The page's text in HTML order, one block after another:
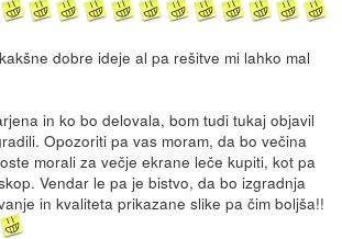
dobre ideje al pa rešitve mi lahko mal
in ko bo delovala, bom tudi tukaj objavil
Opozoriti pa vas moram, da bo večina
morali za večje ekrane leče kupiti, kot pa
Vendar le pa je bistvo, da bo izgradnja
in kvaliteta prikazane slike pa čim boljša!!